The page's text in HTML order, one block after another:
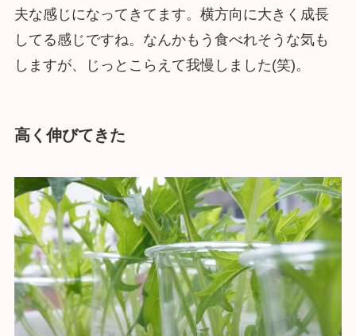
夫な感じになってきてます。横方向に大きく成長
してる感じですね。なんかもう食べれそうな気も
しますが、じっとこらえて我慢しました(笑)。
高く伸びてきた